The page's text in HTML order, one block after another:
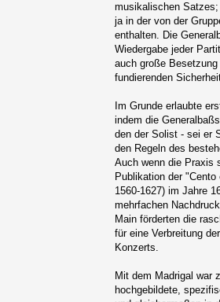
musikalischen
ja in der von der
enthalten. Die
Wiedergabe jeder
auch große
fundierenden
Im Grunde erlaubte
indem die
den der Solist - sei er
den Regeln des
Auch wenn die Praxis
Publikation der
1560-1627) im Jahre
mehrfachen
Main förderten die
für eine Verbreitung
Konzerts.
Mit dem Madrigal war
hochgebildete,